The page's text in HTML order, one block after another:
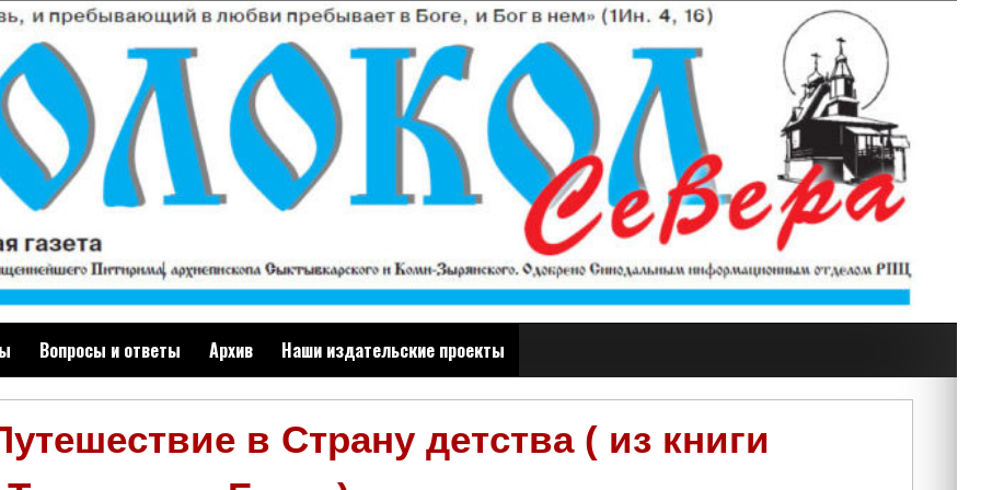
Вопросы и ответы Архив Наши издательские проекты
в Страну детства ( из книги